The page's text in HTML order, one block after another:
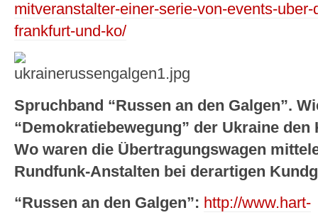
mitveranstalter-einer-serie-von-events-
frankfurt-und-ko/
Spruchband “Russen an den Galgen”.
“Demokratiebewegung” der Ukraine
Wo waren die Übertragungswagen
Rundfunk-Anstalten bei derartigen
“Russen an den Galgen”: http://www.hart-